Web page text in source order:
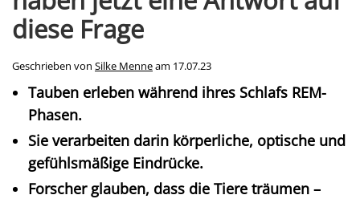
diese Frage
Geschrieben von Silke Menneam 17.07.23
Tauben erleben während ihres Schlafs REM-
Phasen.
Sie verarbeiten darin körperliche, optische und
gefühlsmäßige Eindrücke.
Forscher glauben, dass die Tiere träumen –